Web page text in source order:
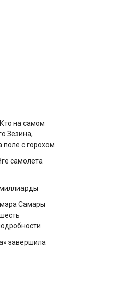
на самом
Зезина,
с горохом
самолета
мэра Самары
завершила